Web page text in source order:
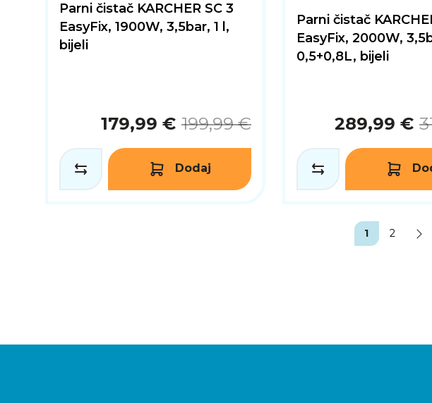
Parni čistač KARCHER SC 3
EasyFix, 1900W, 3,5bar, 1 l,
bijeli
179,99 € 199,99 €
Dodaj
Parni čistač
EasyFix, 2000W,
0,5+0,8L, bijeli
289,99 €
1 2